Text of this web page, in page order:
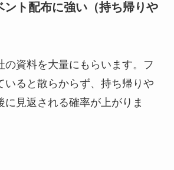
ント配布に強い（持ち帰りや
の資料を大量にもらいます。フ
いると散らからず、持ち帰りや
に見返される確率が上がりま